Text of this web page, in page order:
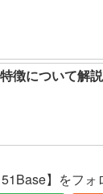
徴について解説
51Base】をフォ